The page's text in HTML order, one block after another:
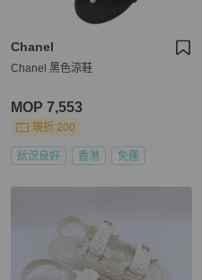
Chanel
Chanel 黑色涼鞋
MOP 7,553
現折 200
狀況良好 香港 免運